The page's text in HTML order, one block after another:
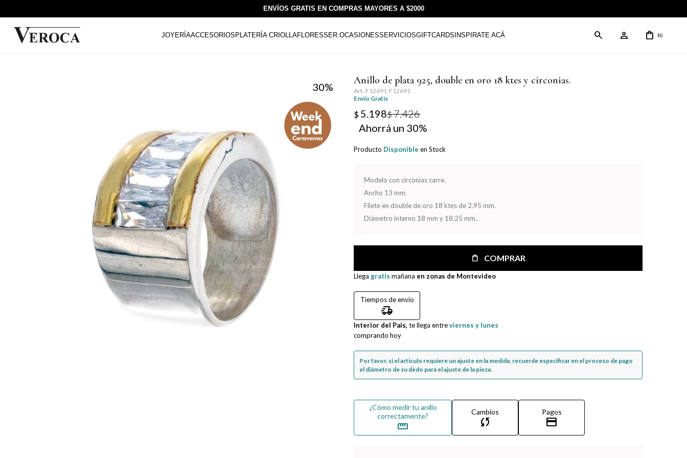
ENVÍOS GRATIS EN COMPRAS MAYORES A $2000
JOYERÍAACCESORIOS PLATERÍA CRIOLLAFLORESSER.OCASIONESSERVICIOSGIFTCARDS INSPIRATE ACÁ $0
30
Anillo de plata 925, double en oro 18 ktes y circonias.
F12691-F12691
Envio Gratis
$5.198$7.426
30
Producto Disponible en Stock
Modelo con circonias carre.
Ancho 13 mm.
Filete en double de oro 18 ktes de 2.95 mm.
Diámetro interno 18 mm y 18.25 mm..
COMPRAR
Llega gratis mañana en zonas de Montevideo
Tiempos de envío
delivery_truck_speed
Interior del Pais, te llega entreviernes y lunes
comprando hoy
Por favor, si el articulo requiere un ajuste en la medida, recuerde especificar en el proceso de pago
el diámetro de su dedo para el ajuste de la pieza.
¿Cómo medir tu anillo
correctamente?
straighten
Cambios
sync
Pagos
credit_card